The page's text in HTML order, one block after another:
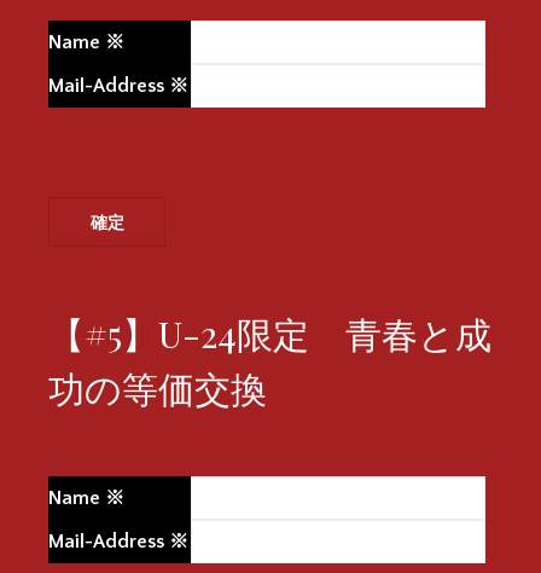
Name ※
Mail-Address ※
【#5】U-24限定 青春と成
功の等価交換
Name ※
Mail-Address ※